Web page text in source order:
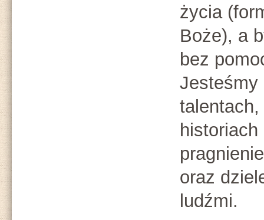
życia
Boże), a
bez
Jesteśmy
historiach
oraz
ludźmi.